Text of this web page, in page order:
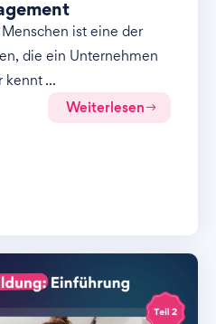
ist eine der
die ein Unternehmen
kennt ...
Weiterlesen